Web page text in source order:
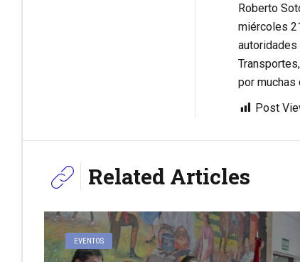
Roberto
miércoles
autoridades
por muchas
Post
Related Articles
EVENTOS